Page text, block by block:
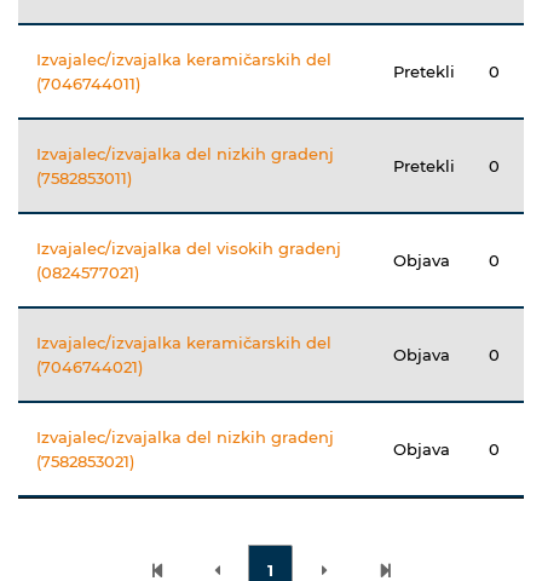
Izvajalec/izvajalka keramičarskih del
(7046744011)
Pretekli 0
Izvajalec/izvajalka del nizkih gradenj
(7582853011)
Pretekli 0
Izvajalec/izvajalka del visokih gradenj
(0824577021)
Objava 0
Izvajalec/izvajalka keramičarskih del
(7046744021)
Objava 0
Izvajalec/izvajalka del nizkih gradenj
(7582853021)
Objava 0
1